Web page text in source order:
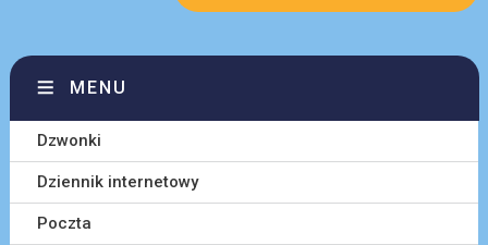
MENU
Dzwonki
Dziennik internetowy
Poczta